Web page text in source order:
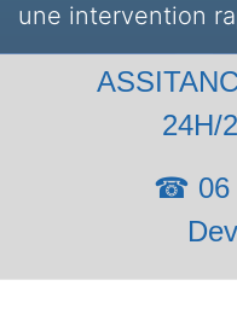
une intervention
24H/
☎ 06